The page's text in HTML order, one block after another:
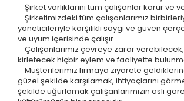
Şirket varlıklarını tüm çalışanlar korur ve
Şirketimizdeki tüm çalışanlarımız
yöneticileriyle karşılıklı saygı ve güven
ve uyum içerisinde çalışır.
Çalışanlarımız çevreye zarar
kirletecek hiçbir eylem ve faaliyette
Müşterilerimiz firmaya ziyarete
güzel şekilde karşılamak, ihtiyaçlarını
şekilde uğurlamak çalışanlarımızın asli